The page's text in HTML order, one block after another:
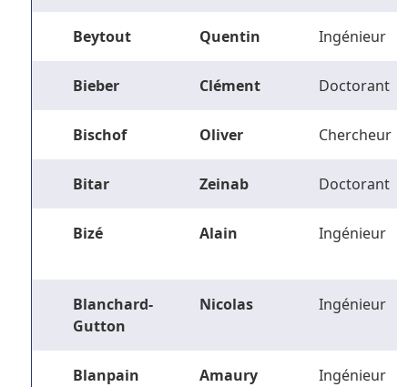
Beytout Quentin Ingénieur
Bieber Clément Doctorant
Bischof Oliver Chercheur
Bitar Zeinab Doctorant
Bizé Alain Ingénieur
Blanchard-
Gutton
Nicolas Ingénieur
Blanpain Amaury Ingénieur